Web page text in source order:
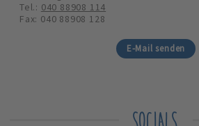
Tel.: 040 88908 114
Fax: 040 88908 128
E-Mail senden